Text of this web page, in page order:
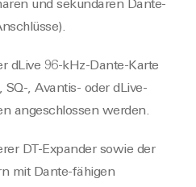
und sekundären Dante-
dLive 96-kHz-Dante-Karte
, Avantis- oder dLive-
angeschlossen werden.
DT-Expander sowie der
mit Dante-fähigen